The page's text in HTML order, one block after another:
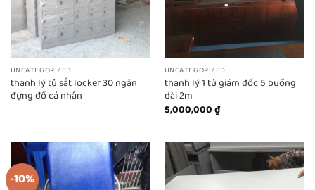
UNCATEGORIZED
thanh lý tủ sắt locker 30 ngăn
đựng đồ cá nhân
UNCATEGORIZED
thanh lý 1 tủ giám đốc 5 buồng
dài 2m
5,000,000₫
-10%